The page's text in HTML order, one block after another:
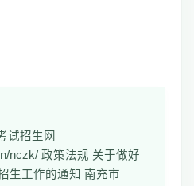
试招生网
nczk/ 政策法规 关于做好
生工作的通知 南充市